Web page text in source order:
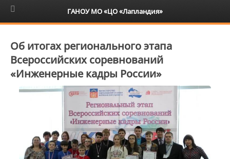
6+
Об итогах регионального этапа
Всероссийских соревнований
«Инженерные кадры России»
ГАНОУ МО «ЦО «Лапландия»